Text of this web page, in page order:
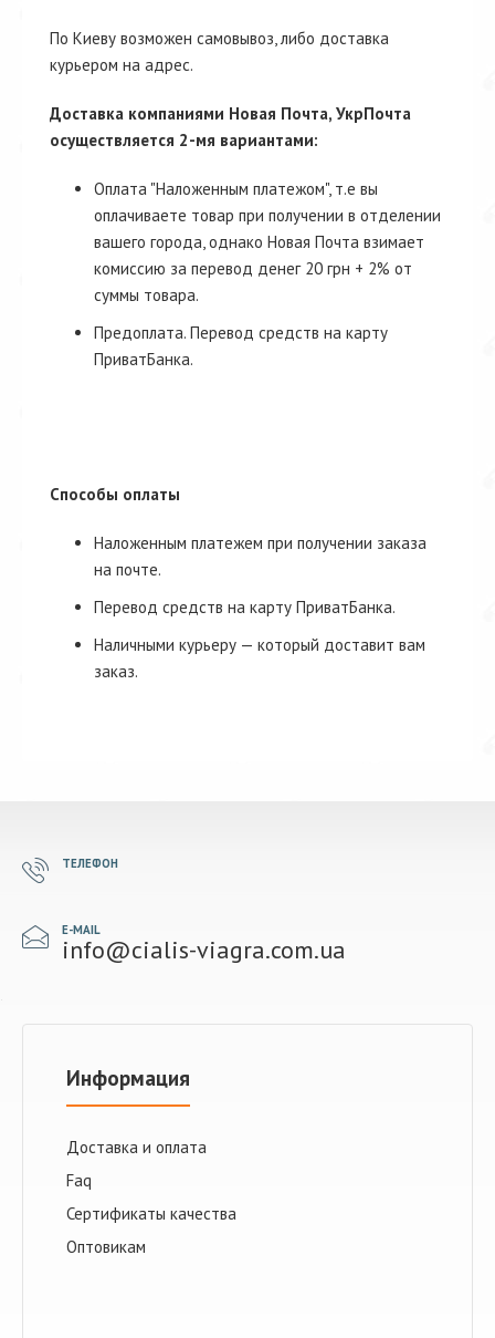
По Киеву возможен самовывоз, либо доставка
курьером на адрес.
Доставка компаниями Новая Почта, УкрПочта
осуществляется 2-мя вариантами:
Оплата "Наложенным платежом", т.е вы
оплачиваете товар при получении в отделении
вашего города, однако Новая Почта взимает
комиссию за перевод денег 20 грн + 2% от
суммы товара.
Предоплата. Перевод средств на карту
ПриватБанка.
Способы оплаты
Наложенным платежем при получении заказа
на почте.
Перевод средств на карту ПриватБанка.
Наличными курьеру — который доставит вам
заказ.
ТЕЛЕФОН
E-MAIL
info@cialis-viagra.com.ua
Информация
Доставка и оплата
Faq
Сертификаты качества
Оптовикам